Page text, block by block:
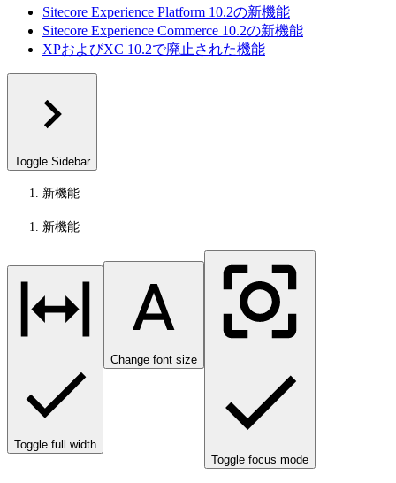
Sitecore Experience Platform 10.2の新機能
Sitecore Experience Commerce 10.2の新機能
XPおよびXC 10.2で廃止された機能
Toggle Sidebar
新機能
新機能
Toggle full width
Change font size
Toggle focus mode